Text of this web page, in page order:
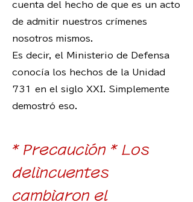
cuenta del hecho de que es un acto
de admitir nuestros crímenes
nosotros mismos.
Es decir, el Ministerio de Defensa
conocía los hechos de la Unidad
731 en el siglo XXI. Simplemente
demostró eso.
* Precaución * Los
delincuentes
cambiaron el